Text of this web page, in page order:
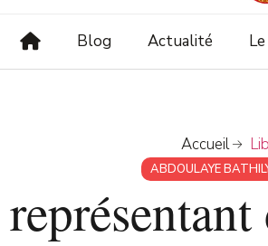
Blog Actualité
Accueil
ABDOULAYE